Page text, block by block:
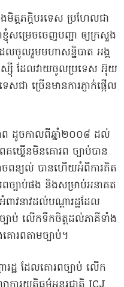
ត្តភក្តិបរទេស ប្រហែលជា
សម្រេចចេញបញ្ជា ឲ្យក្រសួង
លចូលរួមមហាសន្និបាត អង្គ
រុស្ស៉ី ដែលវាយចូលប្រទេស អ៊ុយ
ជា ច្រើនមានការភ្ញាក់ផ្អើល
ាព ដូចកាលពីឆ្នាំ២០០៨ ដល់
លើនមិនគោរព ច្បាប់បាន
ពន្យល់ បានហើយអំពីការគិត
បាប់ផង និងសម្រាប់អនាគត
ាវនាវដល់បណ្តារដ្ឋដែល
បាប់ លើកទឹកចិត្តដល់ភាគីទាំង
ោរពតាមច្បាប់។
ដ្ឋ ដែលគោរពច្បាប់ លើក